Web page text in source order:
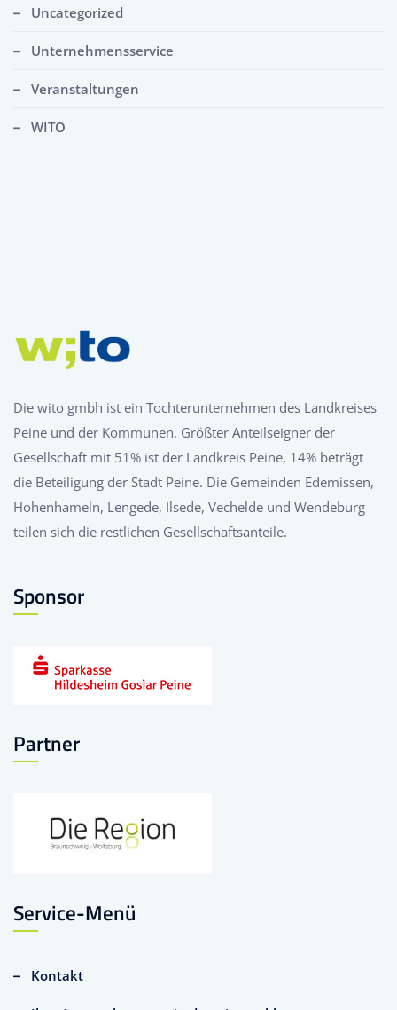
Uncategorized
Unternehmensservice
Veranstaltungen
WITO
Die wito gmbh ist ein Tochterunternehmen des Landkreises
Peine und der Kommunen. Größter Anteilseigner der
Gesellschaft mit 51% ist der Landkreis Peine, 14% beträgt
die Beteiligung der Stadt Peine. Die Gemeinden Edemissen,
Hohenhameln, Lengede, Ilsede, Vechelde und Wendeburg
teilen sich die restlichen Gesellschaftsanteile.
Sponsor
Partner
Service-Menü
Kontakt